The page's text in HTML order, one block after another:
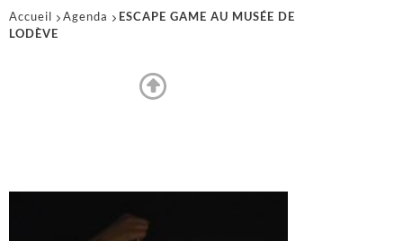
Accueil Agenda
ESCAPE GAME AU MUSÉE DE
LODÈVE